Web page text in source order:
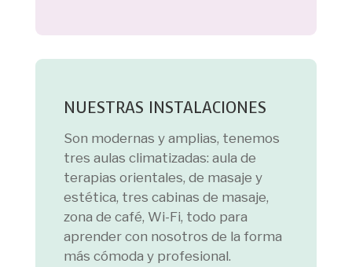
NUESTRAS INSTALACIONES
Son modernas y amplias, tenemos
tres aulas climatizadas: aula de
terapias orientales, de masaje y
estética, tres cabinas de masaje,
zona de café, Wi-Fi, todo para
aprender con nosotros de la forma
más cómoda y profesional.